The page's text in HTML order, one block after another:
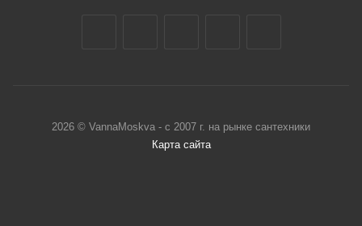
2026 © VannaMoskva - с 2007 г. на рынке сантехники
Карта сайта